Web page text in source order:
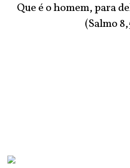
Que é o homem, para
(Salmo